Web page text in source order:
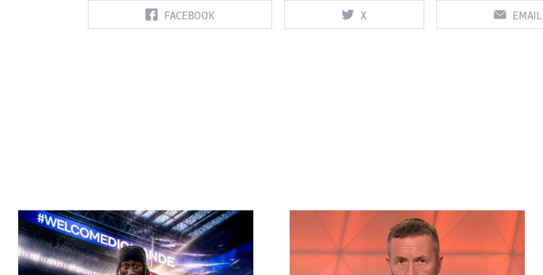
FACEBOOK X EMAIL